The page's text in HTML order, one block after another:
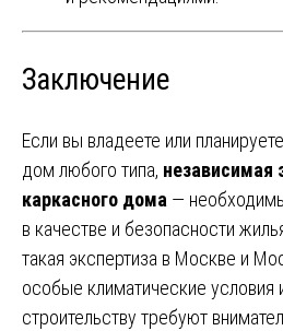
Заключение
Если вы владеете или
дом любого типа, независимая
каркасного дома —
в качестве и безопасности
такая экспертиза в Москве и
особые климатические условия
строительству требуют